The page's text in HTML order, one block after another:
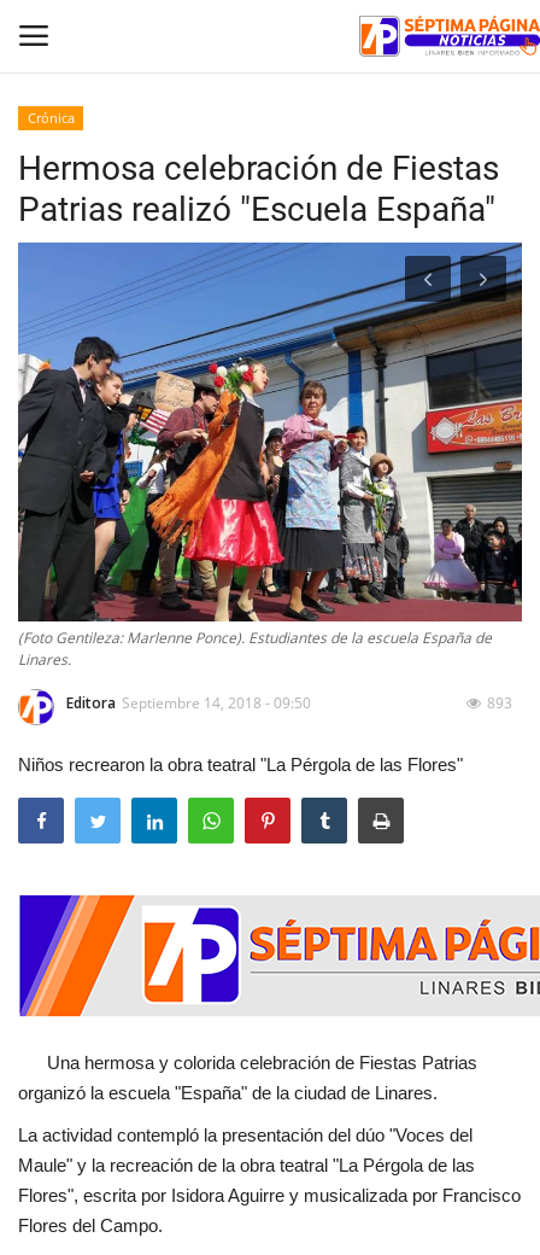
Inicio
Crónica
Tribunales
Deporte
Política
Espectáculos
Crónica
Hermosa celebración de Fiestas
Patrias realizó "Escuela España"
(Foto Gentileza: Marlenne Ponce). Estudiantes de la escuela España de
Linares.
Editora Septiembre 14, 2018 - 09:50 893
Niños recrearon la obra teatral "La Pérgola de las Flores"
Una hermosa y colorida celebración de Fiestas Patrias
organizó la escuela "España" de la ciudad de Linares.
La actividad contempló la presentación del dúo "Voces del
Maule" y la recreación de la obra teatral "La Pérgola de las
Flores", escrita por Isidora Aguirre y musicalizada por Francisco
Flores del Campo.